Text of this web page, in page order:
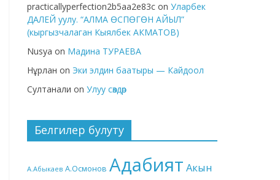
practicallyperfection2b5aa2e83c on Уларбек
ДАЛЕЙ уулу. “АЛМА ӨСПӨГӨН АЙЫЛ”
(кыргызчалаган Кыялбек АКМАТОВ)
Nusya on Мадина ТУРАЕВА
Нұрлан on Эки элдин баатыры — Кайдоол
Султанали on Улуу сөздөр
Белгилер булуту
А.Абыкаев А.Осмонов Адабият Акын